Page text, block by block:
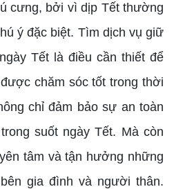
cưng, bởi vì dịp Tết thường
ý đặc biệt. Tìm dịch vụ giữ
Tết là điều cần thiết để
chăm sóc tốt trong thời
chỉ đảm bảo sự an toàn
suốt ngày Tết. Mà còn
tâm và tận hưởng những
gia đình và người thân.